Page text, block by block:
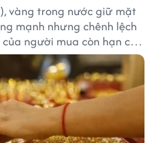
vàng trong nước giữ mặt
mạnh nhưng chênh lệch
người mua còn hạn chế,
dữ liệu việc làm Mỹ gây